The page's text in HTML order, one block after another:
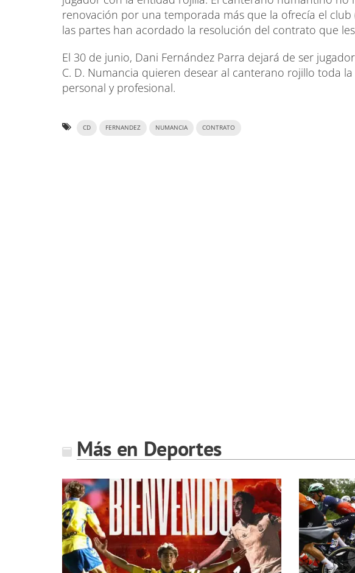
renovación por una temporada más que la ofrecía el
las partes han acordado la resolución del contrato que
El 30 de junio, Dani Fernández Parra dejará de ser
C. D. Numancia quieren desear al canterano rojillo toda
personal y profesional.
CD FERNANDEZ NUMANCIA CONTRATO
Más en Deportes